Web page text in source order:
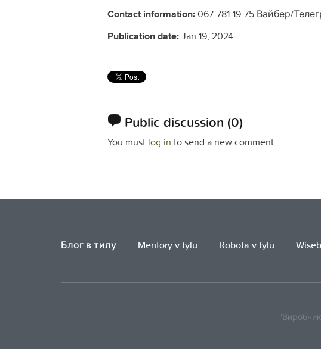
Contact information:067-781-19-75 Вайбер/
Publication date:Jan 19, 2024
Public discussion (0)
You must log in to send a new comment.
Блог в тилу Mentory v tylu Robota v tylu